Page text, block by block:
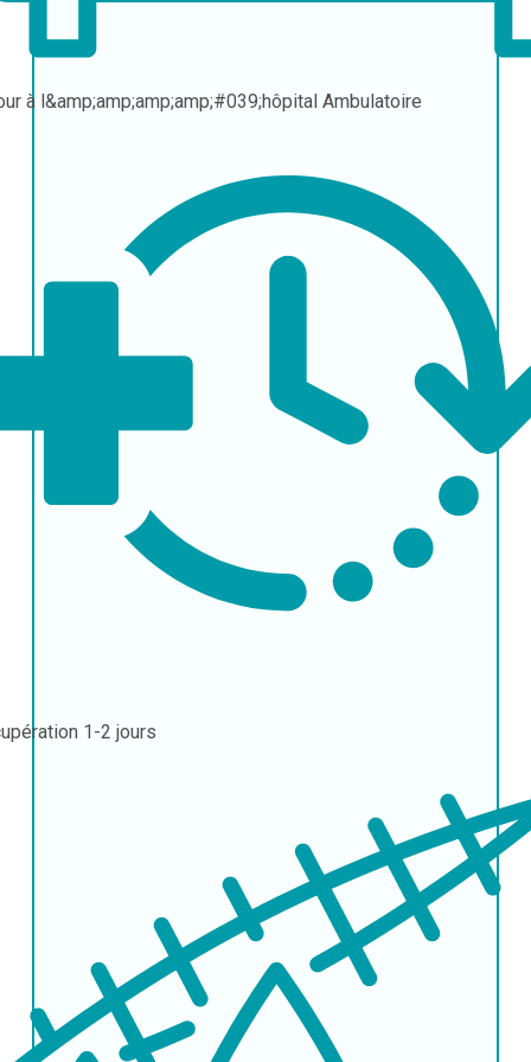
à l&amp;amp;amp;amp;#039;hôpital Ambulatoire
1-2 jours